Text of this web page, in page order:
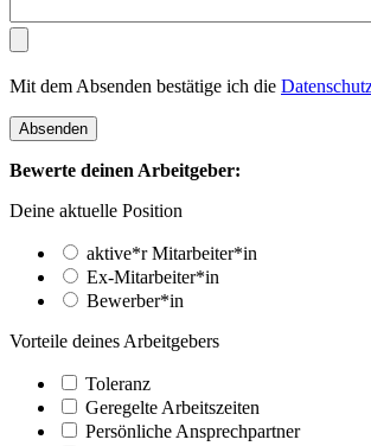
Mit dem Absenden bestätige ich die
Bewerte deinen Arbeitgeber:
Deine aktuelle Position
aktive*r Mitarbeiter*in
Ex-Mitarbeiter*in
Bewerber*in
Vorteile deines Arbeitgebers
Toleranz
Geregelte Arbeitszeiten
Persönliche Ansprechpartner